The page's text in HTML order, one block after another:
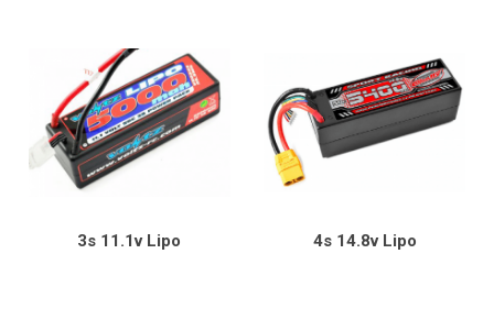
3s 11.1v Lipo 4s 14.8v Lipo